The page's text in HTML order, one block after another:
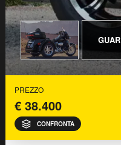
PREZZO
€ 38.400
CONFRONTA